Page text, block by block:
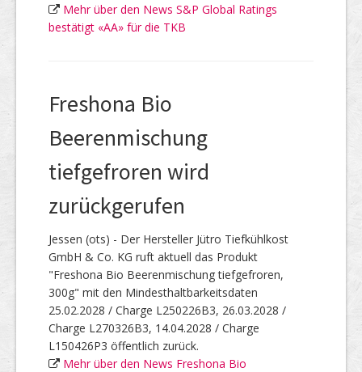
Mehr über den News S&P Global Ratings
bestätigt «AA» für die TKB
Freshona Bio
Beerenmischung
tiefgefroren wird
zurückgerufen
Jessen (ots) - Der Hersteller Jütro Tiefkühlkost
GmbH & Co. KG ruft aktuell das Produkt
"Freshona Bio Beerenmischung tiefgefroren,
300g" mit den Mindesthaltbarkeitsdaten
25.02.2028 / Charge L250226B3, 26.03.2028 /
Charge L270326B3, 14.04.2028 / Charge
L150426P3 öffentlich zurück.
Mehr über den News Freshona Bio